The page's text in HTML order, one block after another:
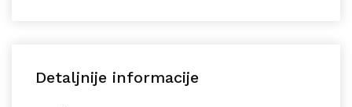
Detaljnije informacije